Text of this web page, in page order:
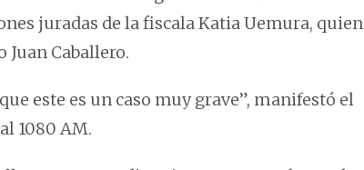
juradas de la fiscala Katia Uemura, quien
Juan Caballero.
este es un caso muy grave”, manifestó el
1080 AM.